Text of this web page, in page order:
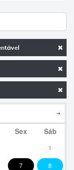
Sex Sáb
1
7 8